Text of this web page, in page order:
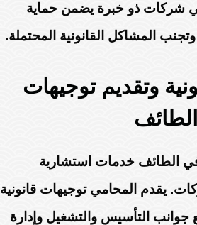
شركات ذو خبرة يضمن حماية
المشاكل القانونية المحتملة.
وتقديم توجيهات
الطائف خدمات استشارية
يقدم المحامي توجيهات قانونية
التأسيس والتشغيل وإدارة